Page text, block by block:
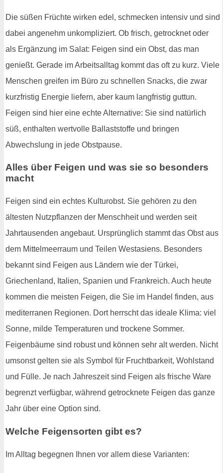
Die süßen Früchte wirken edel, schmecken intensiv und sind
dabei angenehm unkompliziert. Ob frisch, getrocknet oder
als Ergänzung im Salat: Feigen sind ein Obst, das man
genießt. Gerade im Arbeitsalltag kommt das oft zu kurz. Viele
Menschen greifen im Büro zu schnellen Snacks, die zwar
kurzfristig Energie liefern, aber kaum langfristig guttun.
Feigen sind hier eine echte Alternative: Sie sind natürlich
süß, enthalten wertvolle Ballaststoffe und bringen
Abwechslung in jede Obstpause.
Alles über Feigen und was sie so besonders
macht
Feigen sind ein echtes Kulturobst. Sie gehören zu den
ältesten Nutzpflanzen der Menschheit und werden seit
Jahrtausenden angebaut. Ursprünglich stammt das Obst aus
dem Mittelmeerraum und Teilen Westasiens. Besonders
bekannt sind Feigen aus Ländern wie der Türkei,
Griechenland, Italien, Spanien und Frankreich. Auch heute
kommen die meisten Feigen, die Sie im Handel finden, aus
mediterranen Regionen. Dort herrscht das ideale Klima: viel
Sonne, milde Temperaturen und trockene Sommer.
Feigenbäume sind robust und können sehr alt werden. Nicht
umsonst gelten sie als Symbol für Fruchtbarkeit, Wohlstand
und Fülle. Je nach Jahreszeit sind Feigen als frische Ware
begrenzt verfügbar, während getrocknete Feigen das ganze
Jahr über eine Option sind.
Welche Feigensorten gibt es?
Im Alltag begegnen Ihnen vor allem diese Varianten: